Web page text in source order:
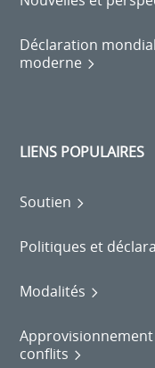
Déclaration
moderne
LIENS POPULAIRES
Soutien
Politiques et
Modalités
conflits